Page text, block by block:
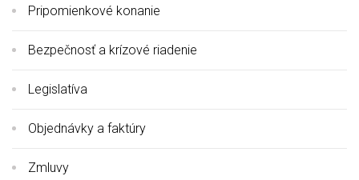
Pripomienkové konanie
Bezpečnosť a krízové riadenie
Legislatíva
Objednávky a faktúry
Zmluvy